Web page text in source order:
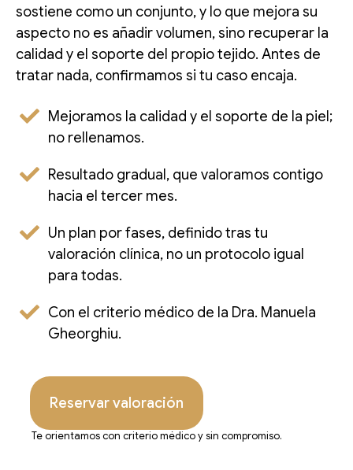
sostiene como un conjunto, y lo que mejora su
aspecto no es añadir volumen, sino recuperar la
calidad y el soporte del propio tejido. Antes de
tratar nada, confirmamos si tu caso encaja.
Mejoramos la calidad y el soporte de la piel;
no rellenamos.
Resultado gradual, que valoramos contigo
hacia el tercer mes.
Un plan por fases, definido tras tu
valoración clínica, no un protocolo igual
para todas.
Con el criterio médico de la Dra. Manuela
Gheorghiu.
Reservar valoración
Te orientamos con criterio médico y sin compromiso.